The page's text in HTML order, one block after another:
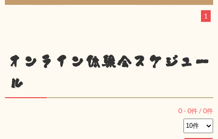
1
オンライン体験会スケジュー
ル
0 - 0件 /0件